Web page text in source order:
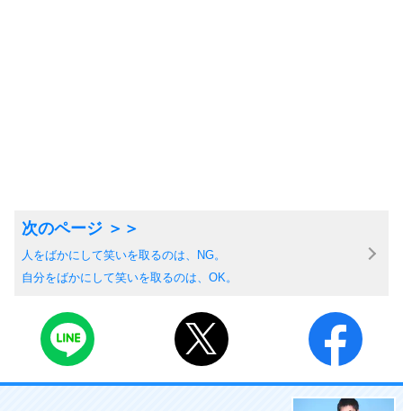
人をばかにして笑いを取るのは、NG。
自分をばかにして笑いを取るのは、OK。